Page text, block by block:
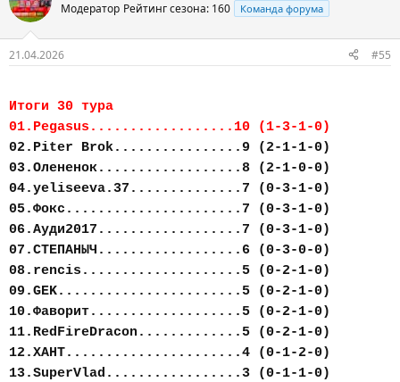
Модератор Рейтинг сезона: 160 Команда форума
21.04.2026 #55
Итоги 30 тура
01.Pegasus..................10 (1-3-1-0)
02.Piter Brok................9 (2-1-1-0)
03.Олененок..................8 (2-1-0-0)
04.yeliseeva.37..............7 (0-3-1-0)
05.Фокс......................7 (0-3-1-0)
06.Ауди2017..................7 (0-3-1-0)
07.СТЕПАНЫЧ..................6 (0-3-0-0)
08.rencis....................5 (0-2-1-0)
09.GEK.......................5 (0-2-1-0)
10.Фаворит...................5 (0-2-1-0)
11.RedFireDracon.............5 (0-2-1-0)
12.ХАНТ......................4 (0-1-2-0)
13.SuperVlad.................3 (0-1-1-0)